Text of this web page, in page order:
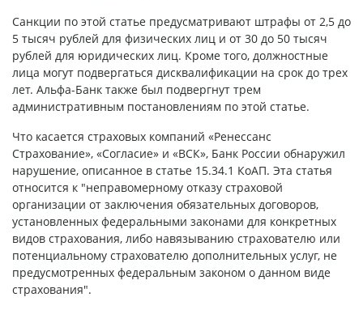
Санкции по этой статье предусматривают штрафы от 2,5 до
5 тысяч рублей для физических лиц и от 30 до 50 тысяч
рублей для юридических лиц. Кроме того, должностные
лица могут подвергаться дисквалификации на срок до трех
лет. Альфа-Банк также был подвергнут трем
административным постановлениям по этой статье.
Что касается страховых компаний «Ренессанс
Страхование», «Согласие» и «ВСК», Банк России обнаружил
нарушение, описанное в статье 15.34.1 КоАП. Эта статья
относится к "неправомерному отказу страховой
организации от заключения обязательных договоров,
установленных федеральными законами для конкретных
видов страхования, либо навязыванию страхователю или
потенциальному страхователю дополнительных услуг, не
предусмотренных федеральным законом о данном виде
страхования".